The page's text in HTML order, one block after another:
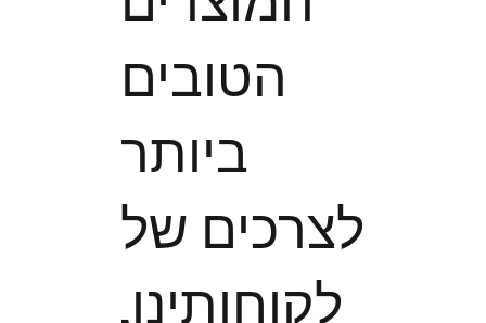
הטובים
ביותר
לצרכים של
לקוחותינו,